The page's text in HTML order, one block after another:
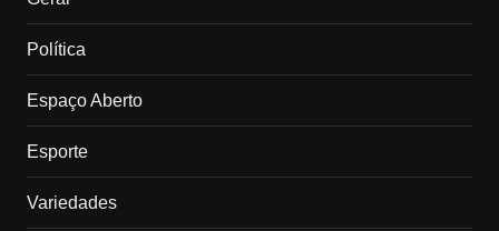
Política
Espaço Aberto
Esporte
Variedades